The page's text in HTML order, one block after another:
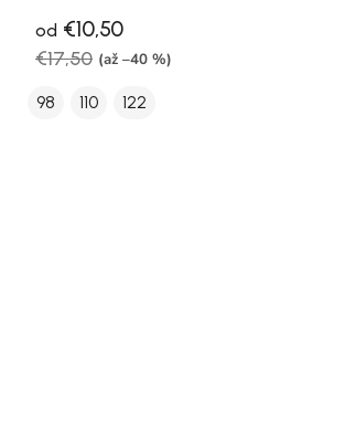
od €10,50
€17,50 (až –40 %)
98 110 122